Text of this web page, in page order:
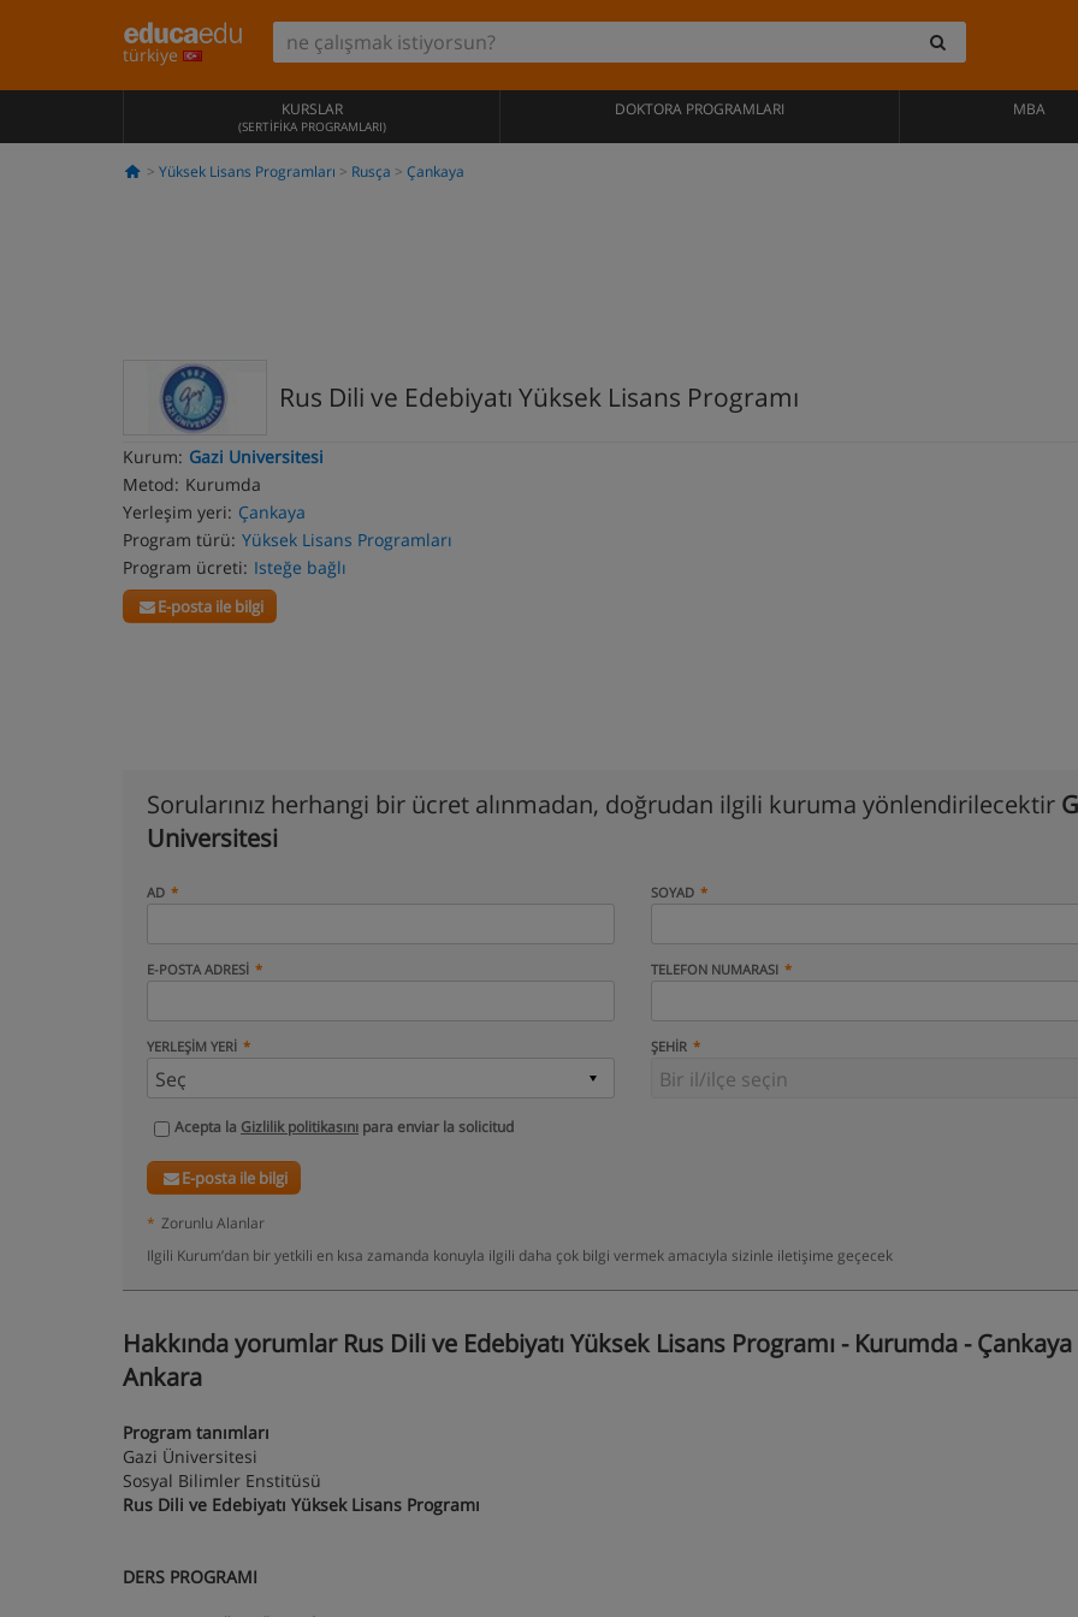
türkiye
KURSLAR
(SERTIFIKA PROGRAMLARI)
DOKTORA PROGRAMLARI MBA
Yüksek Lisans Programları Rusça Çankaya
Rus Dili ve Edebiyatı Yüksek Lisans Programı
Kurum: Gazi Universitesi
Metod: Kurumda
Yerleşim yeri: Çankaya
Program türü: Yüksek Lisans Programları
Program ücreti: Isteğe bağlı
E-posta ile bilgi
Sorularınız herhangi bir ücret alınmadan, doğrudan ilgili kuruma yönlendirilecektir
Universitesi
AD SOYAD
E-POSTA ADRESI TELEFON NUMARASI
YERLEŞIM YERI ŞEHIR
Acepta la Gizlilik politikasını para enviar la solicitud
E-posta ile bilgi
* Zorunlu Alanlar
Ilgili Kurum’dan bir yetkili en kısa zamanda konuyla ilgili daha çok bilgi vermek amacıyla sizinle iletişime geçecek
Hakkında yorumlar Rus Dili ve Edebiyatı Yüksek Lisans Programı - Kurumda - Çankaya
Ankara
Program tanımları
Gazi Üniversitesi
Sosyal Bilimler Enstitüsü
Rus Dili ve Edebiyatı Yüksek Lisans Programı
DERS PROGRAMI